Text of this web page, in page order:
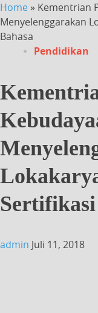
Home » Kementrian
Menyelenggarakan
Bahasa
Pendidikan
admin Juli 11, 2018